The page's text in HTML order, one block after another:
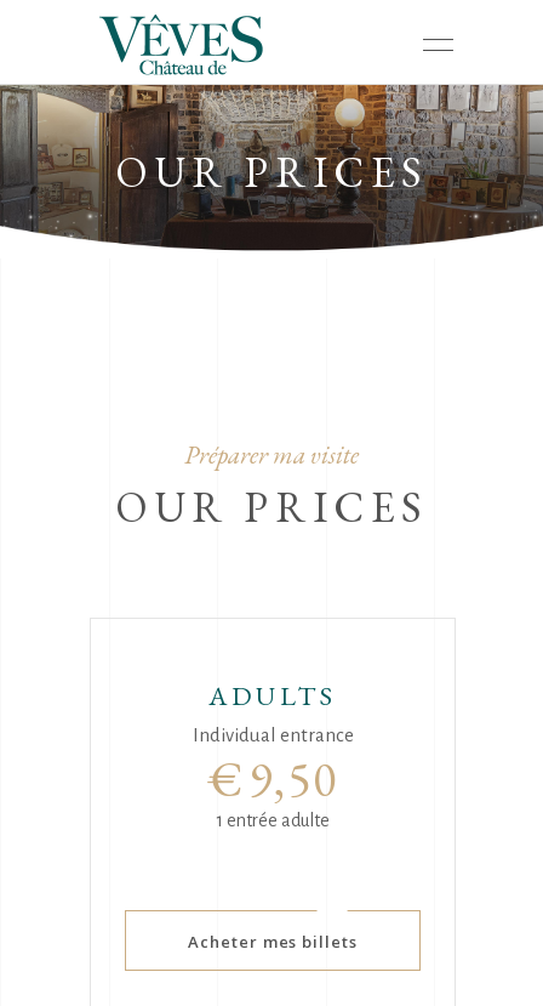
OUR PRICES
Préparer ma visite
OUR PRICES
ADULTS
Individual entrance
€9,50
1 entrée adulte
Acheter mes billets